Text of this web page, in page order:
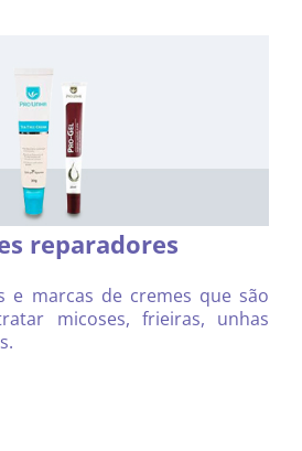
reparadores
e marcas de cremes que são
micoses, frieiras, unhas